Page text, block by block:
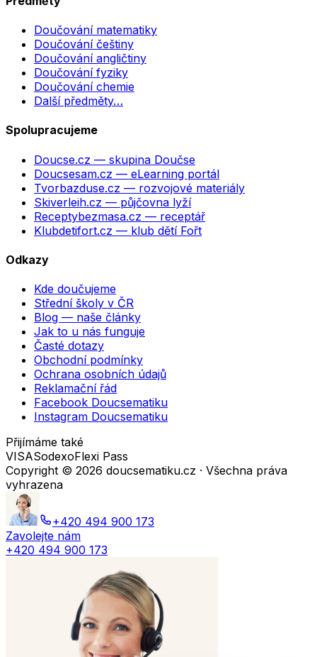
Doučování matematiky
Doučování češtiny
Doučování angličtiny
Doučování fyziky
Doučování chemie
Další předměty…
Spolupracujeme
Doucse.cz — skupina Doučse
Doucsesam.cz — eLearning portál
Tvorbazduse.cz — rozvojové materiály
Skiverleih.cz — půjčovna lyží
Receptybezmasa.cz — receptář
Klubdetifort.cz — klub dětí Fořt
Odkazy
Kde doučujeme
Střední školy v ČR
Blog — naše články
Jak to u nás funguje
Časté dotazy
Obchodní podmínky
Ochrana osobních údajů
Reklamační řád
Facebook Doucsematiku
Instagram Doucsematiku
Přijímáme také
VISASodexoFlexi Pass
Copyright © 2026 doucsematiku.cz · Všechna práva
vyhrazena
+420 494 900 173
Zavolejte nám
+420 494 900 173